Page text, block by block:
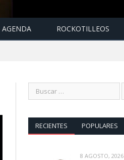
AGENDA ROCKOTILLEOS
RECIENTES POPULARES
8 AGOSTO, 2026